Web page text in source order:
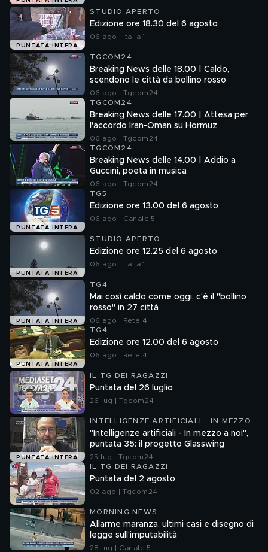
PUNTATA INTERA
STUDIO APERTO
Edizione ore 18.30 del 6 agosto
06 ago | Italia 1
TGCOM24
Breaking News delle 18.00 | Caldo,
scendono le città da bollino rosso
06 ago | Tgcom24
TGCOM24
Breaking News delle 17.00 | Attesa per
l'accordo Iran-Oman su Hormuz
06 ago | Tgcom24
TGCOM24
Breaking News delle 14.00 | Addio a
Guccini, poeta in musica
06 ago | Tgcom24
PUNTATA INTERA
TG5
Edizione ore 13.00 del 6 agosto
06 ago | Canale 5
PUNTATA INTERA
STUDIO APERTO
Edizione ore 12.25 del 6 agosto
06 ago | Italia 1
PUNTATA INTERA
TG4
Mai così caldo come oggi, c'è il "bollino
rosso" in 27 città
06 ago | Rete 4
PUNTATA INTERA
TG4
Edizione ore 12.00 del 6 agosto
06 ago | Rete 4
IL TG DEI RAGAZZI
Puntata del 26 luglio
26 lug | Tgcom24
PUNTATA INTERA
INTELLIGENZE ARTIFICIALI - IN MEZZO
A NOI
"Intelligenze artificiali - In mezzo a noi",
puntata 35: il progetto Glasswing
25 lug | Tgcom24
IL TG DEI RAGAZZI
Puntata del 2 agosto
02 ago | Tgcom24
MORNING NEWS
Allarme maranza, ultimi casi e disegno di
legge sull'imputabilità
28 lug | Canale 5